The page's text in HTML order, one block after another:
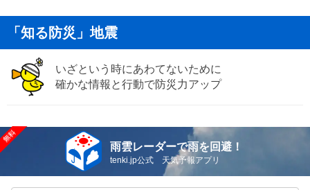
「知る防災」地震
いざという時にあわてないために
確かな情報と行動で防災力アップ
雨雲レーダーで雨を回避！
tenki.jp公式 天気予報アプリ